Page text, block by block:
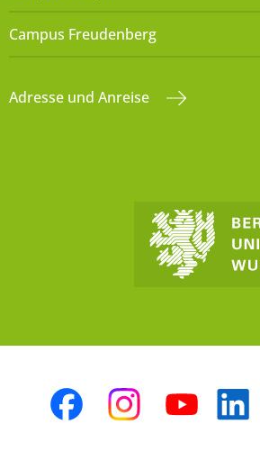
Campus Freudenberg
Adresse und Anreise